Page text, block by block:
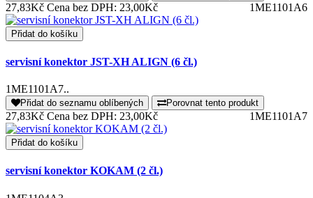
27,83Kč Cena bez DPH: 23,00Kč 1ME1101A6
Přidat do košíku
servisní konektor JST-XH ALIGN (6 čl.)
1ME1101A7..
Přidat do seznamu oblíbených Porovnat tento produkt
27,83Kč Cena bez DPH: 23,00Kč 1ME1101A7
Přidat do košíku
servisní konektor KOKAM (2 čl.)